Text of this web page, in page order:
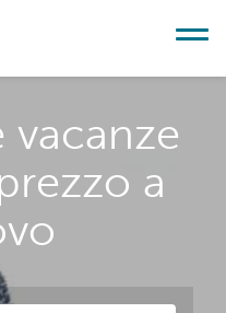
vacanze
a